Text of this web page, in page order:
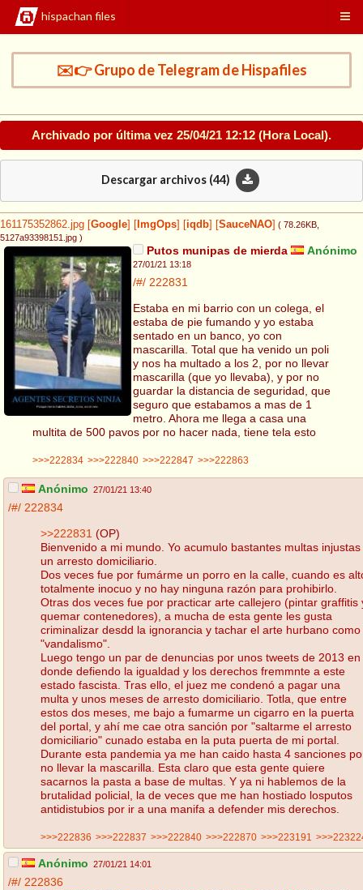
hispachan files
✉️👉 Grupo de Telegram de Hispafiles
Archivado por última vez 25/04/21 12:12 (Hora Local).
Descargar archivos (44)
161175352862.jpg Google ImgOps iqdb SauceNAO ( 78.26KB
5127a93398151.jpg )
Putos munipas de mierda Anónimo
27/01/21 13:18
/#/ 222831
Estaba en mi barrio con un colega, el
estaba de pie fumando y yo estaba
sentado en un banco, yo con
mascarilla. Total que ha venido un poli
y nos ha multado a los 2, por no llevar
mascarilla (que yo llevaba), y por no
guardar la distancia de seguridad, que
seguro que estabamos a mas de 1
metro. Ahora me llega a casa una
multita de 500 pavos por no hacer nada, tiene tela esto
>>>222834 >>>222840 >>>222847 >>>222863
Anónimo 27/01/21 13:40
/#/ 222834
>>222831 (OP)
Bienvenido a mi mundo. Yo acumulo bastantes multas injustas
un arresto domiciliario.
Dos veces fue por fumárme un porro en la calle, cuando es
totalmente inocuo y no hay ninguna razón para prohibirlo.
Otras dos veces fue por practicar arte callejero (pintar graffitis
quemar contenedores), a mucha de esta gente les gusta
criminalizar desdd la ignorancia y tachar el arte hurbano como
"vandalismo".
Luego tengo un par de denuncias por unos tweets de 2013 en
donde defiendo la igualdad y los derechos fremmnte a este
estado fascista. Tras ello, el juez me condenó a pagar una
multa y unos meses de arresto domiciliario. Totla, que entre
estos dos meses, me bajo a fumarme un cigarro en la puerta
del portal, y ahí me cae otra sanción por "saltarme el arresto
domiciliario" cunado estaba en la puta puerta de mi portal.
Durante esta pandemia ya me han caido hasta 4 sanciones
no llevar la mascarilla. Esta claro que esta gente quiere
sacarnos la pasta a base de multas. Y ya ni hablemos de la
brutalidad policial, la de veces que me han hostiado losputos
antidistubios por ir a una manifa a defender mis derechos.
>>>222836 >>>222837 >>>222840 >>>222870 >>>223191
Anónimo 27/01/21 14:01
/#/ 222836